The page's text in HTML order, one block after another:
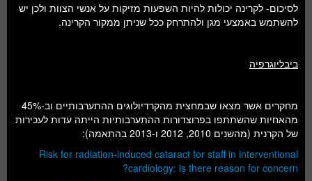
לסיכום- לקרינה יכולות להיות השפעות מזיקות על אנשי הצוות ולכן יש
להשתמש באמצעי מגן ולהתרחק ככל שניתן ממקור הקרינה.
ביבליוגרפיה
מחקרים אשר מצאו שבמחצית מהקרדיולוגים ההתערבותיים וב-45%
מהאחיות שהשתתפו בפרוצדורות ההתערבותיות הייתה עדות לעכירות
של הקרנית (מהשנים 2010, 2012 ו-2013 בהתאמה):
Risk for radiation-induced cataract for staff in interventional
cardiology: is there reason for concern?